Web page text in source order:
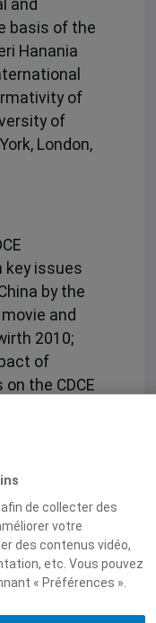
and
basis of the
Hanania
of
of
London,
key issues
by the
and
2010;
of
the CDCE
EU (Loisen
2012).
and
still
Therefore,
on
de collecter des
votre
des contenus vidéo,
etc. Vous pouvez
« Préférences ».